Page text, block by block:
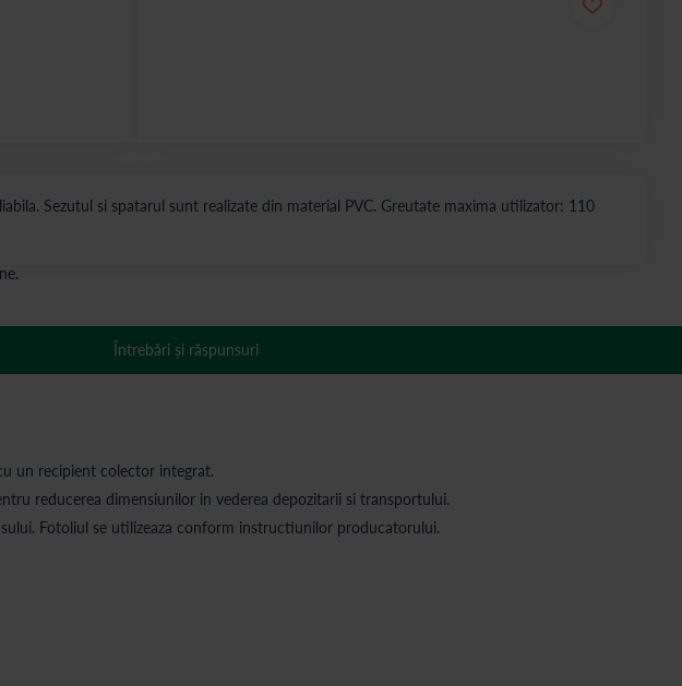
Sezutul si spatarul sunt realizate din material PVC. Greutate maxima utilizator: 110
un recipient colector integrat.
reducerea dimensiunilor in vederea depozitarii si transportului.
Fotoliul se utilizeaza conform instructiunilor producatorului.
Întrebări și răspunsuri